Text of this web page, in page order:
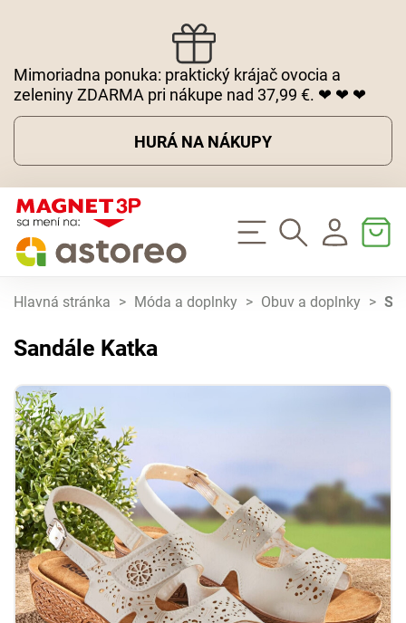
Mimoriadna ponuka: praktický krájač ovocia a
zeleniny ZDARMA pri nákupe nad 37,99 €. ❤ ❤ ❤
HURÁ NA NÁKUPY
Hlavná stránka > Móda a doplnky > Obuv a doplnky >
Sandále Katka